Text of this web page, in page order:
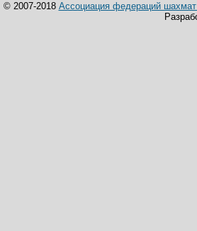
© 2007-2018 Ассоциация федераций